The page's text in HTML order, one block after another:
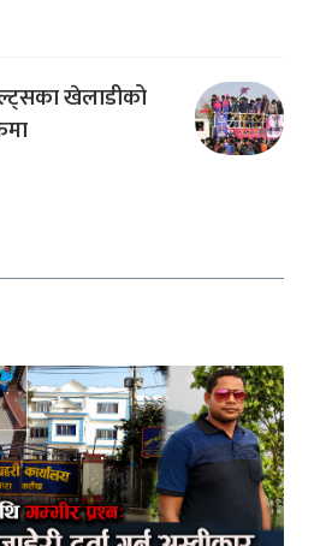
खेलाडीको